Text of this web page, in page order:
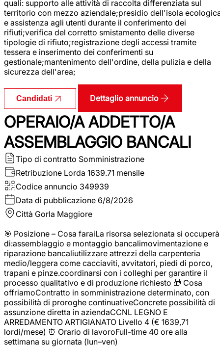
quali: supporto alle attività di raccolta differenziata sul
territorio con mezzo aziendale;presidio dell'isola
e assistenza agli utenti durante il conferimento dei
rifiuti;verifica del corretto smistamento delle diverse
tipologie di rifiuto;registrazione degli accessi tramite
tessera e inserimento dei conferimenti su
gestionale;mantenimento dell'ordine, della pulizia e della
sicurezza dell'area;
Candidati Dettaglio annuncio
OPERAIO/A ADDETTO/A
ASSEMBLAGGIO BANCALI
Tipo di contratto Somministrazione
Retribuzione Lorda 1639.71 mensile
Codice annuncio 349939
Data di pubblicazione 6/8/2026
Città Gorla Maggiore
🎯 Posizione – Cosa faraiLa risorsa selezionata si occuperà
di:assemblaggio e montaggio bancalimovimentazione e
riparazione bancaliutilizzare attrezzi della carpenteria
medio/leggera come cacciaviti, avvitatori, piedi di porco,
trapani e pinze.coordinarsi con i colleghi per garantire il
processo qualitativo e di produzione richiesto 🎁 Cosa
offriamoContratto in somministrazione determinato, con
possibilità di proroghe continuativeConcrete possibilità di
assunzione diretta in aziendaCCNL LEGNO E
ARREDAMENTO ARTIGIANATO Livello 4 (€ 1639,71
lordi/mese) ⏰ Orario di lavoroFull-time 40 ore alla
settimana su giornata (lun–ven)